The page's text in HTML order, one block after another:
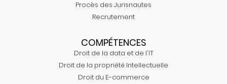
Procès des Jurisnautes
Recrutement
COMPÉTENCES
Droit de la data et de l'IT
Droit de la propriété Intellectuelle
Droit du E-commerce